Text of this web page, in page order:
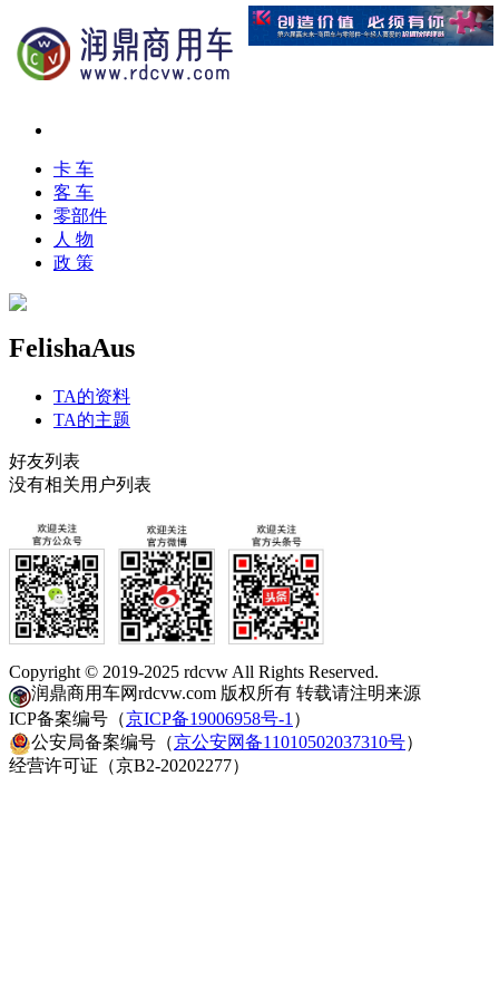
卡 车
客 车
零部件
人 物
政 策
FelishaAus
TA的资料
TA的主题
好友列表
没有相关用户列表
Copyright © 2019-2025 rdcvw All Rights Reserved.
润鼎商用车网rdcvw.com 版权所有 转载请注明来源
ICP备案编号（京ICP备19006958号-1 ）
公安局备案编号（京公安网备11010502037310号）
经营许可证（京B2-20202277）